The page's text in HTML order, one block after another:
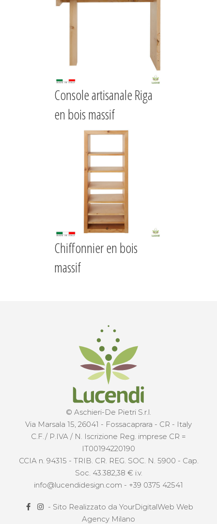
Console artisanale Riga
en bois massif
Chiffonnier en bois
massif
© Aschieri-De Pietri S.r.l.
Via Marsala 15, 26041 - Fossacaprara - CR - Italy
C.F./ P.IVA / N. Iscrizione Reg. imprese CR =
IT00194220190
CCIA n. 94315 - TRIB. CR. REG. SOC. N. 5900 - Cap.
Soc. 43.382,38 € i.v.
info@lucendidesign.com - +39 0375 42541
- Sito Realizzato da YourDigitalWeb Web
Agency Milano